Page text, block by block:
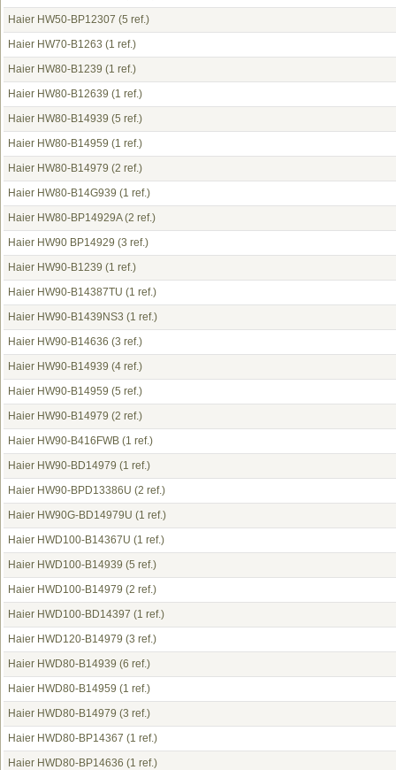
Haier HW50-BP12307 (5 ref.)
Haier HW70-B1263 (1 ref.)
Haier HW80-B1239 (1 ref.)
Haier HW80-B12639 (1 ref.)
Haier HW80-B14939 (5 ref.)
Haier HW80-B14959 (1 ref.)
Haier HW80-B14979 (2 ref.)
Haier HW80-B14G939 (1 ref.)
Haier HW80-BP14929A(2 ref.)
Haier HW90 BP14929 (3 ref.)
Haier HW90-B1239 (1 ref.)
Haier HW90-B14387TU (1 ref.)
Haier HW90-B1439NS3 (1 ref.)
Haier HW90-B14636 (3 ref.)
Haier HW90-B14939 (4 ref.)
Haier HW90-B14959 (5 ref.)
Haier HW90-B14979 (2 ref.)
Haier HW90-B416FWB (1 ref.)
Haier HW90-BD14979 (1 ref.)
Haier HW90-BPD13386U (2 ref.)
Haier HW90G-BD14979U (1 ref.)
Haier HWD100-B14367U (1 ref.)
Haier HWD100-B14939 (5 ref.)
Haier HWD100-B14979 (2 ref.)
Haier HWD100-BD14397 (1 ref.)
Haier HWD120-B14979 (3 ref.)
Haier HWD80-B14939 (6 ref.)
Haier HWD80-B14959 (1 ref.)
Haier HWD80-B14979 (3 ref.)
Haier HWD80-BP14367 (1 ref.)
Haier HWD80-BP14636 (1 ref.)